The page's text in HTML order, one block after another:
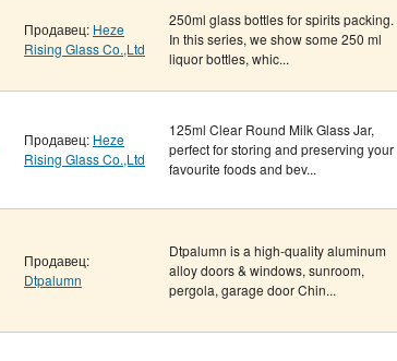
Продавец: Heze
Rising Glass Co.,Ltd
250ml glass bottles for spirits packing.
In this series, we show some 250 ml
liquor bottles, whic...
Продавец: Heze
Rising Glass Co.,Ltd
125ml Clear Round Milk Glass Jar,
perfect for storing and preserving your
favourite foods and bev...
Продавец:
Dtpalumn
Dtpalumn is a high-quality aluminum
alloy doors & windows, sunroom,
pergola, garage door Chin...